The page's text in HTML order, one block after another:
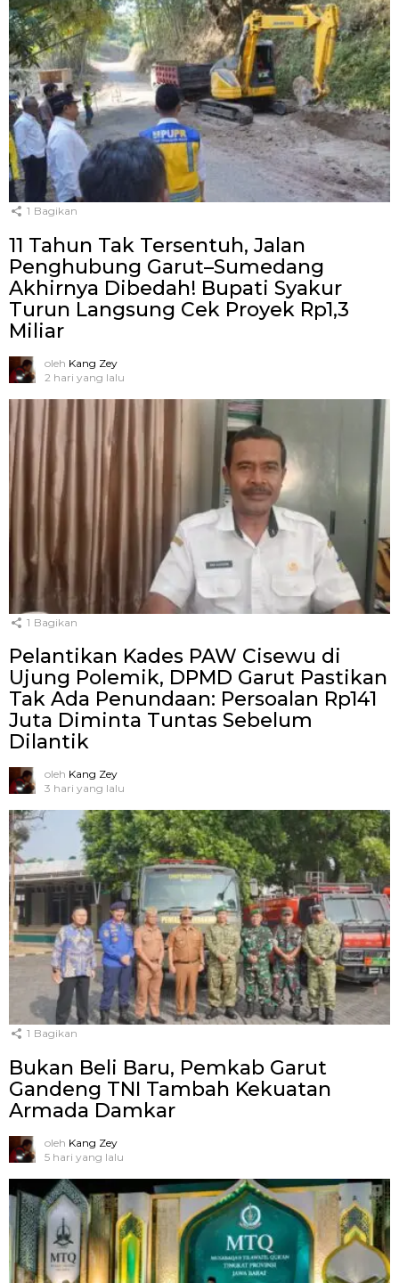
1 Bagikan
11 Tahun Tak Tersentuh, Jalan
Penghubung Garut–Sumedang
Akhirnya Dibedah! Bupati Syakur
Turun Langsung Cek Proyek Rp1,3
Miliar
oleh Kang Zey
2 hari yang lalu
1 Bagikan
Pelantikan Kades PAW Cisewu di
Ujung Polemik, DPMD Garut Pastikan
Tak Ada Penundaan: Persoalan Rp141
Juta Diminta Tuntas Sebelum
Dilantik
oleh Kang Zey
3 hari yang lalu
1 Bagikan
Bukan Beli Baru, Pemkab Garut
Gandeng TNI Tambah Kekuatan
Armada Damkar
oleh Kang Zey
5 hari yang lalu